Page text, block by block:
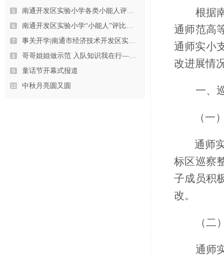
南通开发区实验小学各类小能人评选…
南通开发区实验小学“小能人”评比…
事关开学|南通市经济技术开发区实…
哥哥姐姐做示范 入队知识我在行—…
童话节开幕式报道
中秋月亮圆又圆
根据
通师范高
通师实小
改进展情
一、
（一
通师
标区巡察
子成员积
改。
（
通师